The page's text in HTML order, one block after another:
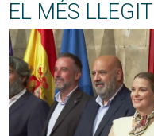
EL MÉS LLEGIT